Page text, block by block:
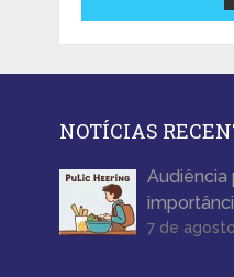
NOTÍCIAS
Audiência
7 de